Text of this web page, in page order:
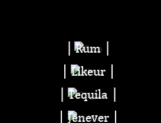
Rum
Likeur
Tequila
Jenever